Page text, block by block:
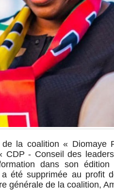
la coalition « Diomaye
CDP - Conseil des
dans son
a été supprimée au profit
générale de la coalition,